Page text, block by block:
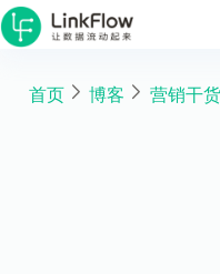
首页 博客 营销干货